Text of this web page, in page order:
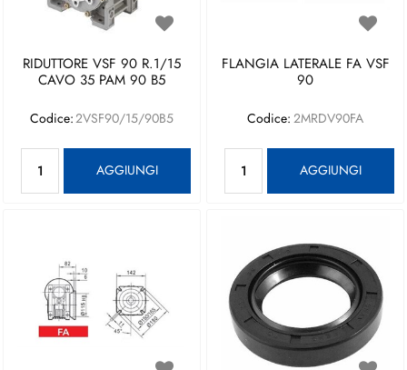
RIDUTTORE VSF 90 R.1/15
CAVO 35 PAM 90 B5
Codice:2VSF90/15/90B5
AGGIUNGI
FLANGIA LATERALE FA VSF
90
Codice: 2MRDV90FA
AGGIUNGI